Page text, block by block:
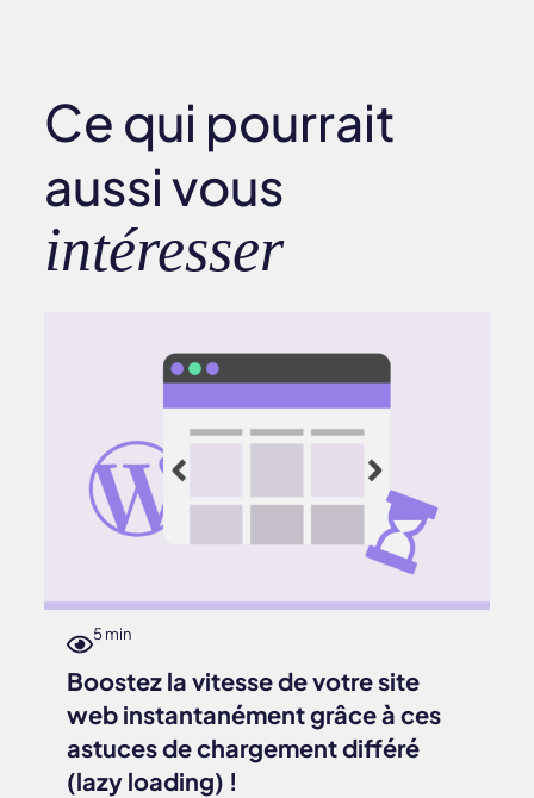
Ce qui pourrait
aussi vous
intéresser
5 min
Boostez la vitesse de votre site
web instantanément grâce à ces
astuces de chargement différé
(lazy loading) !